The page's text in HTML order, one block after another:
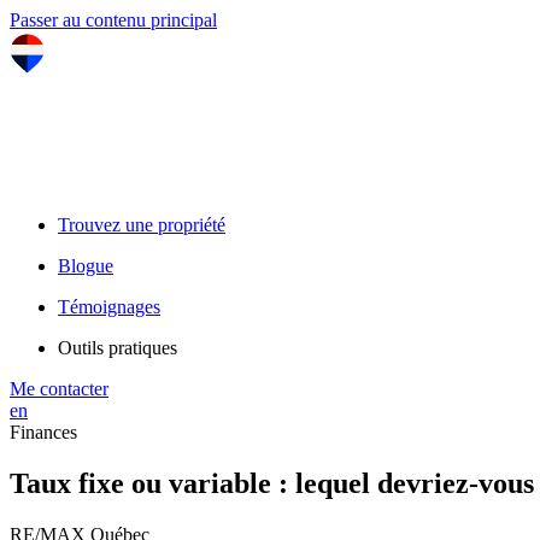
Passer au contenu principal
Trouvez une propriété
Blogue
Témoignages
Outils pratiques
Me contacter
en
Finances
Taux fixe ou variable : lequel devriez-
RE/MAX Québec